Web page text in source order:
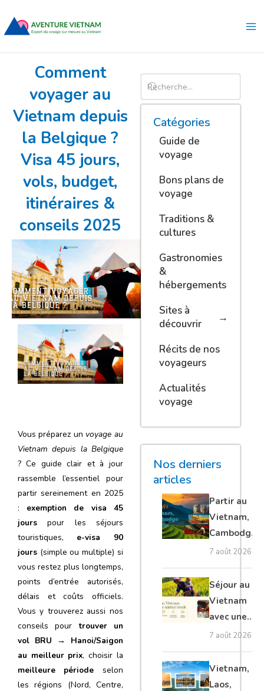
contenu
Comment
voyager au
Vietnam depuis
la Belgique ?
Visa 45 jours,
vols, budget,
itinéraires &
conseils 2025
Vous préparez unvoyage au
Vietnam depuis la Belgique
? Ce guide clair et à jour
rassemble l’essentiel pour
partir sereinement en 2025
: exemption de visa 45
jours pour les séjours
touristiques, e-visa 90
jours (simple ou multiple) si
vous restez plus longtemps,
points d’entrée autorisés,
délais et coûts officiels.
Vous y trouverez aussi nos
conseils pourtrouver un
vol BRU → Hanoi/Saigon
au meilleur prix, choisir la
meilleure période selon
les régions (Nord, Centre,
Catégories
Guide de
voyage
Bons plans de
voyage
Traditions &
cultures
Gastronomies
&
hébergements
Sites à
découvrir
Récits de nos
voyageurs
Actualités
voyage
Nos derniers
articles
Partir au
Vietnam,
Cambodge
et Laos :
voyage
authentique
7 août 2026
Séjour au
Vietnam
avec une
agence
locale :
guide
complet
7 août 2026
Vietnam,
Laos,